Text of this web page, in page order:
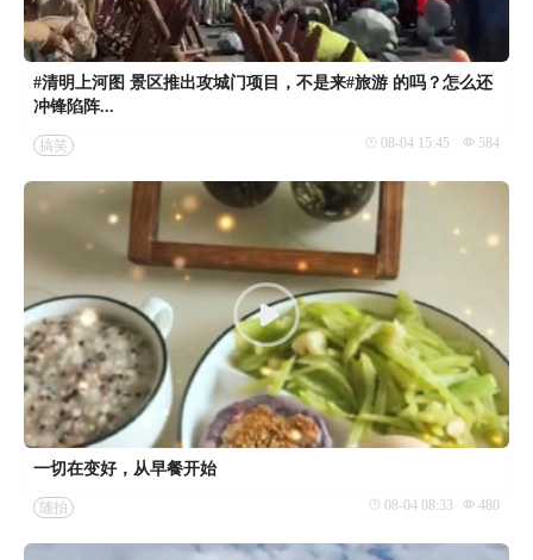
#清明上河图 景区推出攻城门项目，不是来#旅游 的吗？怎么还
冲锋陷阵...
搞笑 08-04 15:45 584
一切在变好，从早餐开始
随拍 08-04 08:33 480